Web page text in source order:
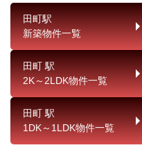
田町駅
新築物件一覧
田町 駅
2K～2LDK物件一覧
田町 駅
1DK～1LDK物件一覧